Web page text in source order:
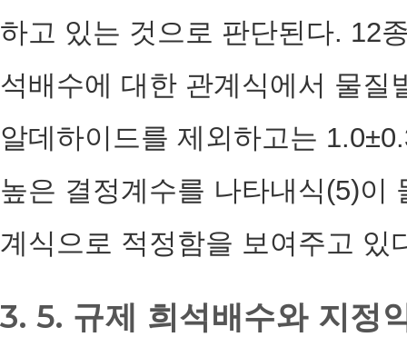
하고 있는 것으로 판단된다. 12
석배수에 대한 관계식에서 물질
알데하이드를 제외하고는
높은 결정계수를 나타내식(5)이
계식으로 적정함을 보여주고 있
3. 5. 규제 희석배수와 지정